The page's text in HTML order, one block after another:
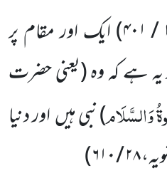
/ ۴۰۱)ایک اور مقام پر
یہ ہے کہ وہ(یعنی حضرت
وَالسَّلَام)نبی ہیںاور دنیا
۲۸/۶۱۰)